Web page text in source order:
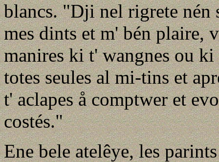
blancs. "Dji nel rigrete nén
mes dints et m' bén plaire,
manires ki t' wangnes ou
totes seules al mi-tins et
t' aclapes å comptwer et
costés."
Ene bele atelêye, les